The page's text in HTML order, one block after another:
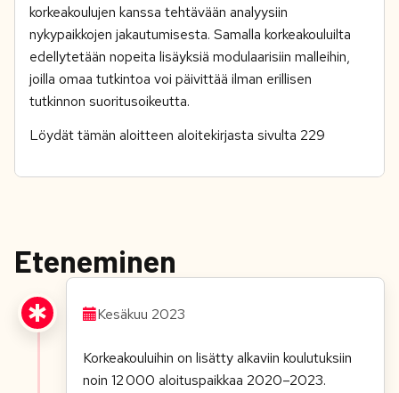
korkeakoulujen kanssa tehtävään analyysiin
nykypaikkojen jakautumisesta. Samalla korkeakouluilta
edellytetään nopeita lisäyksiä modulaarisiin malleihin,
joilla omaa tutkintoa voi päivittää ilman erillisen
tutkinnon suoritusoikeutta.
Löydät tämän aloitteen aloitekirjasta sivulta 229
Eteneminen
Kesäkuu 2023
Korkeakouluihin on lisätty alkaviin koulutuksiin
noin 12 000 aloituspaikkaa 2020–2023.